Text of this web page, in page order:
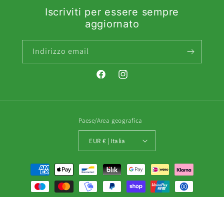
Iscriviti per essere sempre
aggiornato
Indirizzo email
FacebookInstagram
Paese/Area geografica
EUR € | Italia
Metodi
pagamento